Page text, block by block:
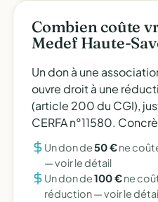
Combien coûte
Medef Haute-
Un don à une
ouvre droit à une
(article 200 du CGI),
CERFA n°11580.
Un don de50 €ne
—voir le détail
Un don de100 €ne
réduction —voir le